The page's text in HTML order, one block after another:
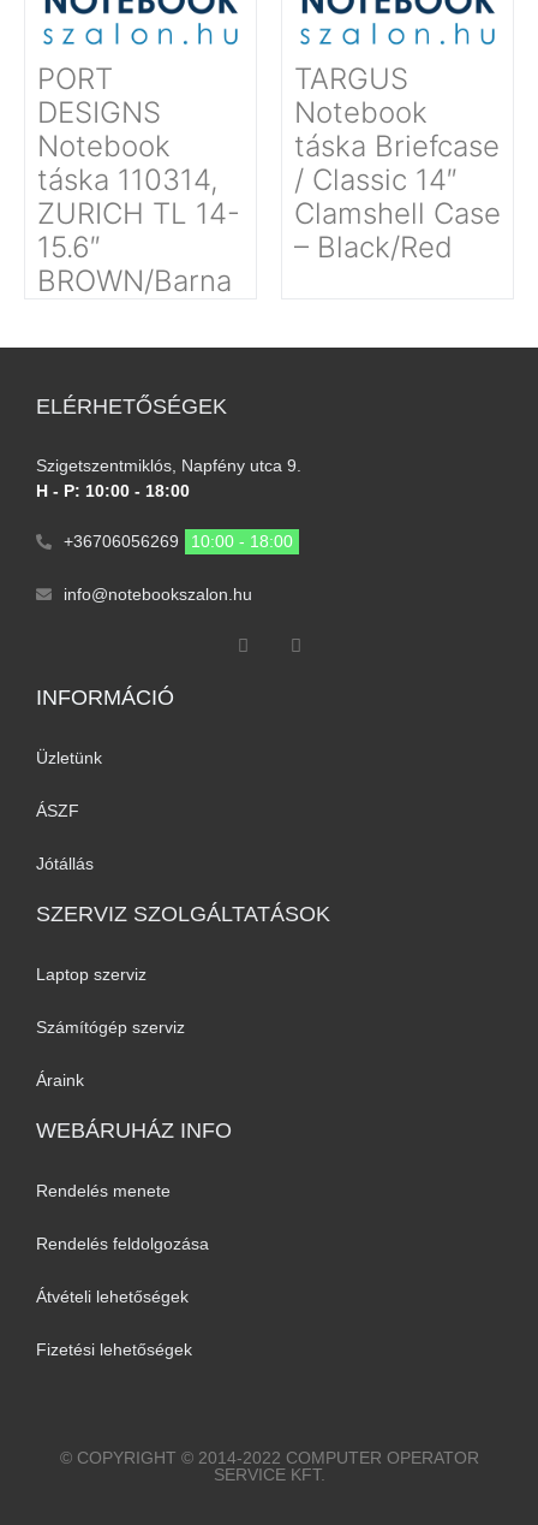
PORT
DESIGNS
Notebook
táska 110314,
ZURICH TL 14-
15.6″
BROWN/Barna
TARGUS
Notebook
táska Briefcase
/ Classic 14″
Clamshell Case
– Black/Red
ELÉRHETŐSÉGEK
Szigetszentmiklós, Napfény utca 9.
H - P: 10:00 - 18:00
+36706056269 10:00 - 18:00
info@notebookszalon.hu
INFORMÁCIÓ​
Üzletünk
ÁSZF
Jótállás
SZERVIZ SZOLGÁLTATÁSOK
Laptop szerviz
Számítógép szerviz
Áraink
WEBÁRUHÁZ INFO
Rendelés menete
Rendelés feldolgozása
Átvételi lehetőségek
Fizetési lehetőségek
© COPYRIGHT © 2014-2022 COMPUTER OPERATOR
SERVICE KFT.